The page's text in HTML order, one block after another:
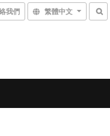
我們 繁體中文